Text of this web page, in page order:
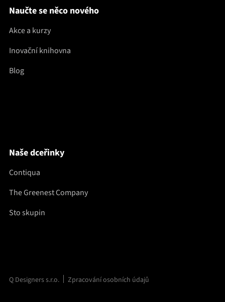
Naučte se něco nového
Akce a kurzy
Inovační knihovna
Blog
Naše dceřinky
Contiqua
The Greenest Company
Sto skupin
Q Designers s.r.o. Zpracování osobních údajů